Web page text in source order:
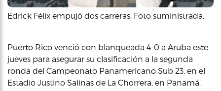
Edrick Félix empujó dos carreras. Foto suministrada.
Puerto Rico venció con blanqueada 4-0 a Aruba este
jueves para asegurar su clasificación a la segunda
ronda del Campeonato Panamericano Sub 23, en el
Estadio Justino Salinas de La Chorrera, en Panamá.